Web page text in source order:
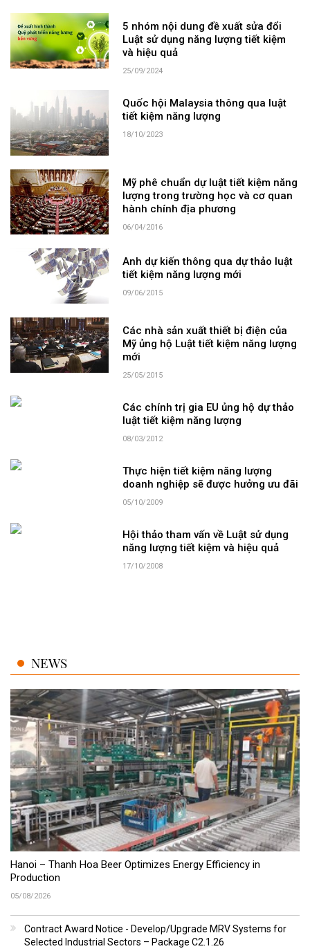
5 nhóm nội dung đề xuất sửa đổi
Luật sử dụng năng lượng tiết kiệm
và hiệu quả
25/09/2024
Quốc hội Malaysia thông qua luật
tiết kiệm năng lượng
18/10/2023
Mỹ phê chuẩn dự luật tiết kiệm năng
lượng trong trường học và cơ quan
hành chính địa phương
06/04/2016
Anh dự kiến thông qua dự thảo luật
tiết kiệm năng lượng mới
09/06/2015
Các nhà sản xuất thiết bị điện của
Mỹ ủng hộ Luật tiết kiệm năng lượng
mới
25/05/2015
Các chính trị gia EU ủng hộ dự thảo
luật tiết kiệm năng lượng
08/03/2012
Thực hiện tiết kiệm năng lượng
doanh nghiệp sẽ được hưởng ưu đãi
05/10/2009
Hội thảo tham vấn về Luật sử dụng
năng lượng tiết kiệm và hiệu quả
17/10/2008
NEWS
Hanoi – Thanh Hoa Beer Optimizes Energy Efficiency in
Production
05/08/2026
Contract Award Notice - Develop/Upgrade MRV Systems for
Selected Industrial Sectors – Package C2.1.26